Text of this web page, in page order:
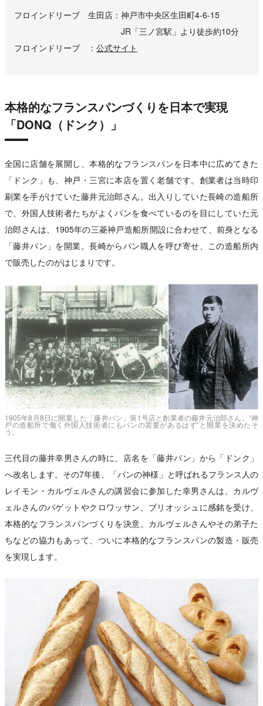
フロインドリーブ 生田店
神戸市中央区生田町4-6-15
JR「三ノ宮駅」より徒歩約10分
フロインドリーブ
公式サイト
本格的なフランスパンづくりを日本で実現
「DONQ（ドンク）」
全国に店舗を展開し、本格的なフランスパンを日本中に広めてきた
「ドンク」も、神戸・三宮に本店を置く老舗です。創業者は当時印
刷業を手がけていた藤井元治郎さん。出入りしていた長崎の造船所
で、外国人技術者たちがよくパンを食べているのを目にしていた元
治郎さんは、1905年の三菱神戸造船所開設に合わせて、前身となる
「藤井パン」を開業。長崎からパン職人を呼び寄せ、この造船所内
で販売したのがはじまりです。
1905年8月8日に開業した「藤井パン」第1号店と創業者の藤井元治郎さん。“神
戸の造船所で働く外国人技術者にもパンの需要があるはず”と開業を決めたそ
う。
三代目の藤井幸男さんの時に、店名を「藤井パン」から「ドンク」
へ改名します。その7年後、「パンの神様」と呼ばれるフランス人の
レイモン・カルヴェルさんの講習会に参加した幸男さんは、カルヴ
ェルさんのバゲットやクロワッサン、ブリオッシュに感銘を受け、
本格的なフランスパンづくりを決意。カルヴェルさんやその弟子た
ちなどの協力もあって、ついに本格的なフランスパンの製造・販売
を実現します。